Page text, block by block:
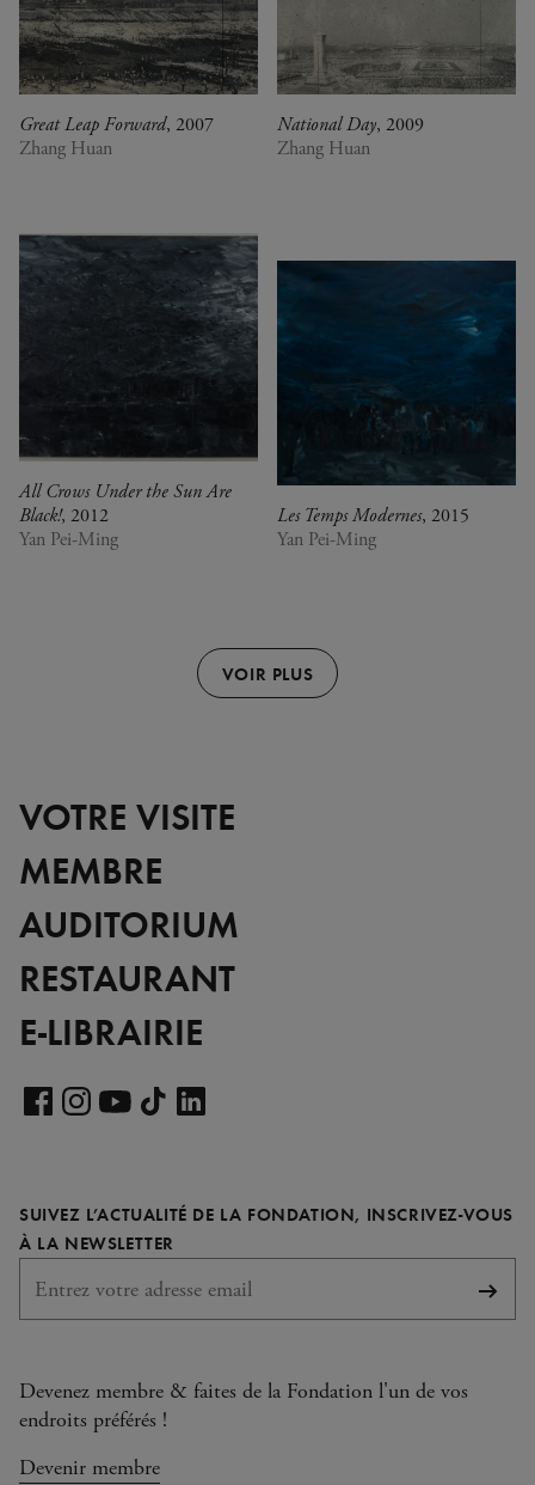
Great Leap Forward, 2007
Zhang Huan
National Day, 2009
Zhang Huan
All Crows Under the Sun Are
Black!, 2012
Yan Pei-Ming
Les Temps Modernes, 2015
Yan Pei-Ming
VOIR PLUS
VOTRE VISITE
MEMBRE
AUDITORIUM
RESTAURANT
E-LIBRAIRIE
FacebookInstagram
YouTube
TikTok
SUIVEZ L’ACTUALITÉ DE LA FONDATION, INSCRIVEZ-VOUS
À LA NEWSLETTER
Devenez membre & faites de la Fondation l'un de vos
endroits préférés !
Devenir membre